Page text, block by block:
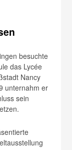
besuchte
das Lycée
Nancy
unternahm er
sein